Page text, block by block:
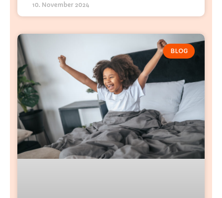
10. November 2024
BLOG